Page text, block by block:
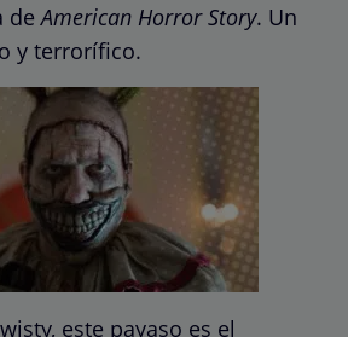
deAmerican Horror Story. Un
y terrorífico.
este payaso es el